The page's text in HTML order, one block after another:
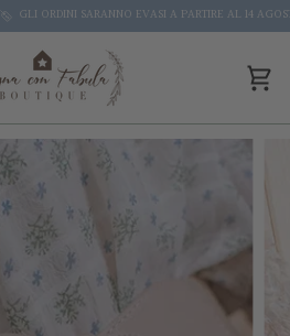
GLI ORDINI SARANNO EVASI A PARTIRE AL 14 AGOSTO